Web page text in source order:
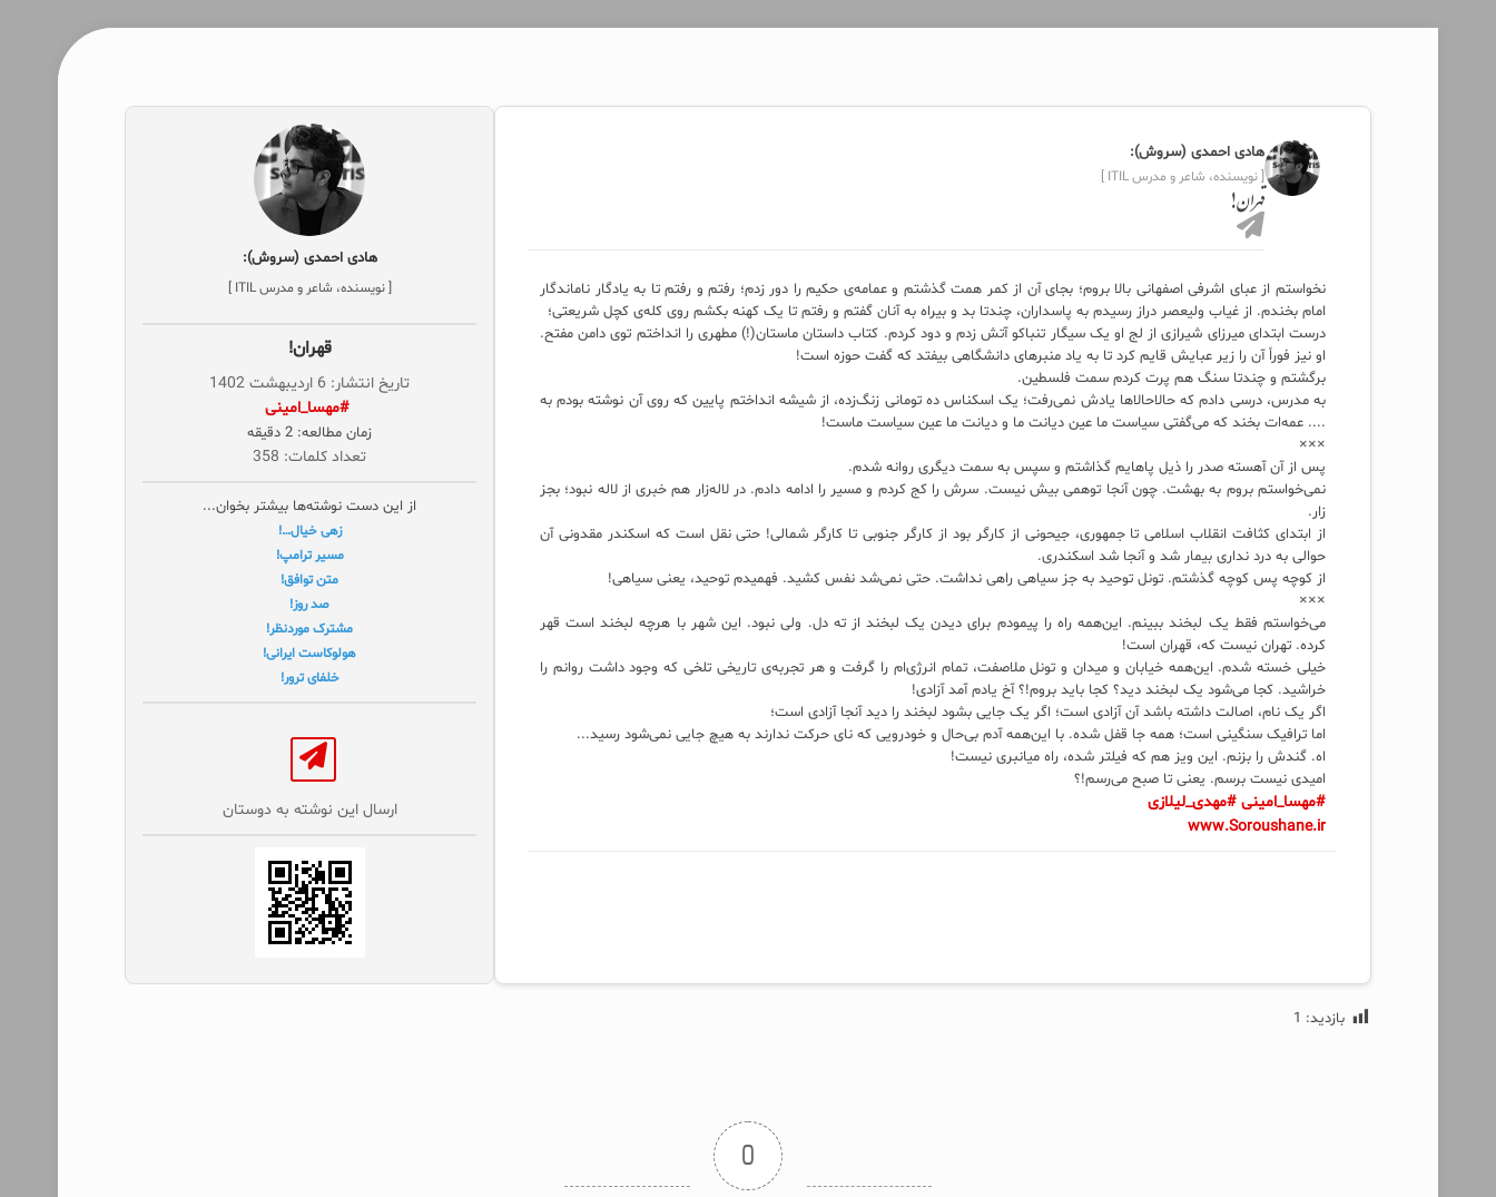
هادی احمدی (سروش):
[ نویسنده، شاعر و مدرس ITIL ]
قهران!
نخواستم از عبای اشرفی اصفهانی بالا بروم؛ بجای آن از کمر همت گذشتم و عمامه‌ی حکیم را دور زدم؛ رفتم و رفتم تا به یادگار ناماندگار
امام بخندم. از غیاب ولیعصر دراز رسیدم به پاسداران، چندتا بد و بیراه به آنان گفتم و رفتم تا یک کهنه بکشم روی کله‌ی کچل شریعتی؛
درست ابتدای میرزای شیرازی از لج او یک سیگار تنباکو آتش زدم و دود کردم. کتاب داستان ماستان(!) مطهری را انداختم توی دامن مفتح.
او نیز فوراً آن را زیر عبایش قایم کرد تا به یاد منبرهای دانشگاهی بیفتد که گفت حوزه است!
برگشتم و چندتا سنگ هم پرت کردم سمت فلسطین.
به مدرس، درسی دادم که حالاحالاها یادش نمی‌رفت؛ یک اسکناس ده تومانی زنگ‌زده، از شیشه انداختم پایین که روی آن نوشته بودم به
.... عمه‌ات بخند که می‌گفتی سیاست ما عین دیانت ما و دیانت ما عین سیاست ماست!
×××
پس از آن آهسته صدر را ذیل پاهایم گذاشتم و سپس به سمت دیگری روانه شدم.
نمی‌خواستم بروم به بهشت. چون آنجا توهمی بیش نیست. سرش را کج کردم و مسیر را ادامه دادم. در لاله‌زار هم خبری از لاله نبود؛ بجز
زار.
از ابتدای کثافت انقلاب اسلامی تا جمهوری، جیحونی از کارگر بود از کارگر جنوبی تا کارگر شمالی! حتی نقل است که اسکندر مقدونی آن
حوالی به درد نداری بیمار شد و آنجا شد اسکندری.
از کوچه پس کوچه گذشتم. تونل توحید به جز سیاهی راهی نداشت. حتی نمی‌شد نفس کشید. فهمیدم توحید، یعنی سیاهی!
×××
می‌خواستم فقط یک لبخند ببینم. این‌همه راه را پیمودم برای دیدن یک لبخند از ته دل. ولی نبود. این شهر با هرچه لبخند است قهر
کرده. تهران نیست که، قهران است!
خیلی خسته شدم. این‌همه خیابان و میدان و تونل ملاصفت، تمام انرژی‌ام را گرفت و هر تجربه‌ی تاریخی تلخی که وجود داشت روانم را
خراشید. کجا می‌شود یک لبخند دید؟ کجا باید بروم!؟ آخ یادم آمد آزادی!
اگر یک نام، اصالت داشته باشد آن آزادی است؛ اگر یک جایی بشود لبخند را دید آنجا آزادی است؛
اما ترافیک سنگینی است؛ همه جا قفل شده. با این‌همه آدم بی‌حال و خودرویی که نای حرکت ندارند به هیچ جایی نمی‌شود رسید...
اه. گندش را بزنم. این ویز هم که فیلتر شده، راه میانبری نیست!
امیدی نیست برسم. یعنی تا صبح می‌رسم!؟
#مهسا_امینی #مهدی_لیلازی
www.Soroushane.ir
هادی احمدی (سروش):
[ نویسنده، شاعر و مدرس ITIL ]
قهران!
تاریخ انتشار: 6 اردیبهشت 1402
‌ #مهسا_امینی
زمان مطالعه: 2 دقیقه
تعداد کلمات: 358
از این دست نوشته‌ها بیشتر بخوان...
زهی خیال…!
مسیر ترامپ!
متن توافق!
صد روز!
مشترک موردنظر!
هولوکاست ایرانی!
خلفای ترور!
ارسال این نوشته به دوستان‌
بازدید: 1
0